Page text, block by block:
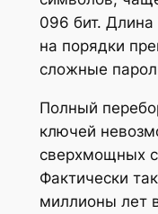
096 бит. Длина
на порядки
сложные
Полный
ключей
сверхмощных
Фактически
миллионы лет